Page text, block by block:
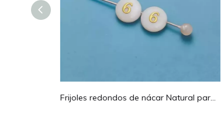
Frijoles redondos de nácar Natural para diseño de collar, corte de letras, cabujón de tamaño pequeño, fabricación de pulseras, concha de diseño